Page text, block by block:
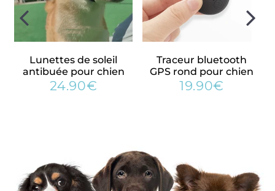
✓ La majorité de nos clients reviennent pour des achats
additionnels
protection animale
Lunettes de soleil
antibuée pour chien
Prix
24.90€
Traceur bluetooth
GPS rond pour chien
Prix
19.90€